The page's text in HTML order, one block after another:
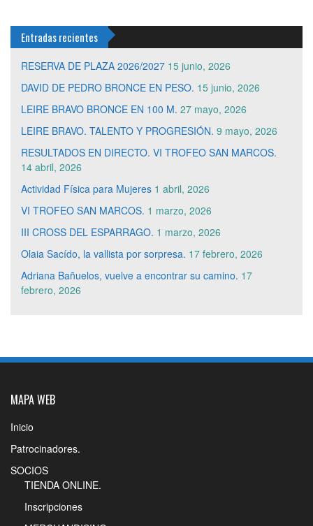
Entradas recientes
RESERVA DE PLAZA 2026/2027 15 junio, 2026
DAVID DE PEDRO BRONCE EN PESO. 15 junio, 2026
LEIRE BRAVO BRONCE EN 100 M. 27 mayo, 2026
LEIRE BRAVO. TALENTO Y PROGRESIÓN. 9 mayo, 2026
RESULTADOS EN DIRECTO. VI TROFEO SAN MARCOS.
14 abril, 2026
Actividad Física para Mujeres 1 abril, 2026
VI TROFEO SAN MARCOS. 1 marzo, 2026
III CROSS DEL ESPARRAGO. 1 marzo, 2026
Olaia Sacído, la vallista por sorpresa. 17 febrero, 2026
Adriana Bañuelos, vuelve a encontrar su camino. 17
febrero, 2026
MAPA WEB
Inicio
Patrocinadores.
SOCIOS
TIENDA ONLINE.
Inscripciones